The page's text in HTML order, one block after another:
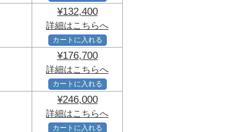
¥132,400
詳細はこちらへ
カートに入れる
¥176,700
詳細はこちらへ
カートに入れる
¥246,000
詳細はこちらへ
カートに入れる